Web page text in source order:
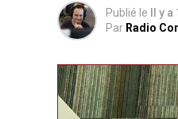
Publié le Il y
Par Radio